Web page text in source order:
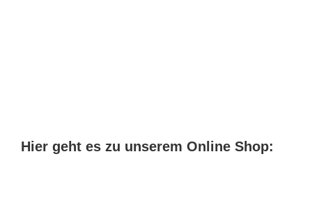
Hier geht es zu unserem Online Shop: